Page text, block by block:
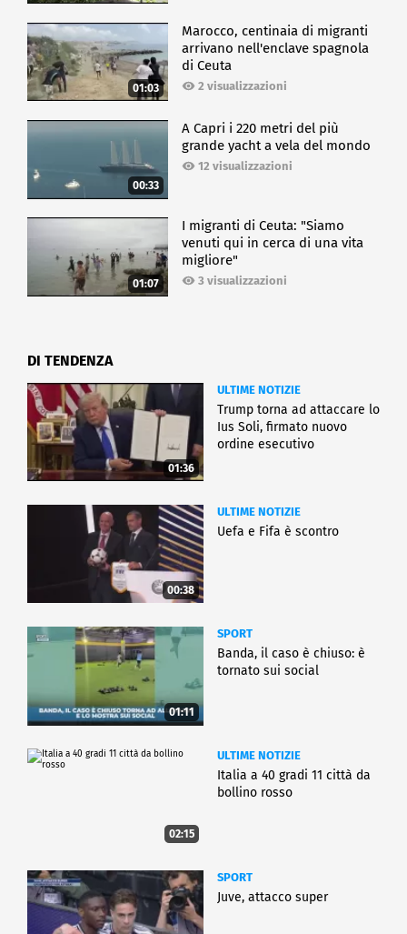
01:03
Marocco, centinaia di migranti
arrivano nell'enclave spagnola
di Ceuta
2 visualizzazioni
00:33
A Capri i 220 metri del più
grande yacht a vela del mondo
12 visualizzazioni
01:07
I migranti di Ceuta: "Siamo
venuti qui in cerca di una vita
migliore"
3 visualizzazioni
DI TENDENZA
01:36
ULTIME NOTIZIE
Trump torna ad attaccare lo
Ius Soli, firmato nuovo
ordine esecutivo
00:38
ULTIME NOTIZIE
Uefa e Fifa è scontro
01:11
SPORT
Banda, il caso è chiuso: è
tornato sui social
02:15
ULTIME NOTIZIE
Italia a 40 gradi 11 città da
bollino rosso
SPORT
Juve, attacco super